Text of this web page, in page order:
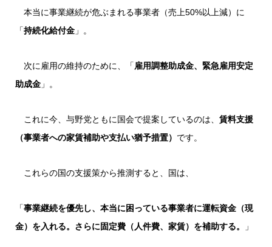
本当に事業継続が危ぶまれる事業者（売上50%以上減）に
「持続化給付金 」。
次に雇用の維持のために、「 雇用調整助成金、緊急雇用安定
助成金 」。
これに今、与野党ともに国会で提案しているのは、 賃料支援
（事業者への家賃補助や支払い猶予措置） です。
これらの国の支援策から推測すると、国は、
「事業継続を優先し、本当に困っている事業者に運転資金（現
金）を入れる。さらに固定費（人件費、家賃）を補助する。
」